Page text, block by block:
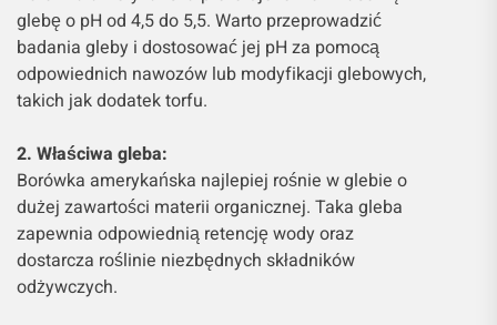
glebę o pH od 4,5 do 5,5. Warto przeprowadzić
badania gleby i dostosować jej pH za pomocą
odpowiednich nawozów lub modyfikacji glebowych,
takich jak dodatek torfu.
2. Właściwa gleba:
Borówka amerykańska najlepiej rośnie w glebie o
dużej zawartości materii organicznej. Taka gleba
zapewnia odpowiednią retencję wody oraz
dostarcza roślinie niezbędnych składników
odżywczych.